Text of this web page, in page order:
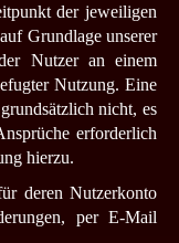
der jeweiligen
Grundlage unserer
Nutzer an einem
Nutzung. Eine
nicht, es
erforderlich
hierzu.
deren Nutzerkonto
per E-Mail